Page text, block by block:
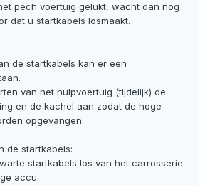
pech voertuig gelukt, wacht dan nog
dat u startkabels losmaakt.
de startkabels kan er een
van het hulpvoertuig (tijdelijk) de
en de kachel aan zodat de hoge
opgevangen.
de startkabels:
startkabels los van het carrosserie
accu.